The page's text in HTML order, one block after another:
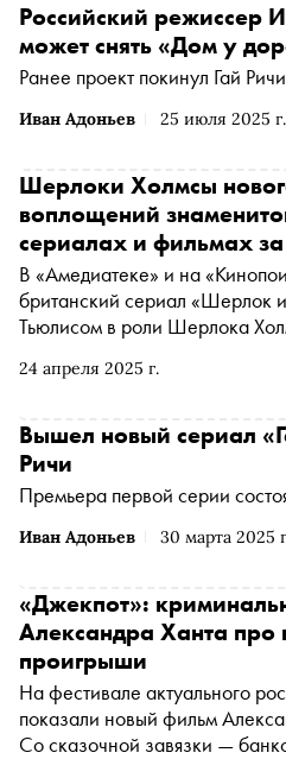
Иван Адоньев 25 июля 2025 г.
Российский режиссер
может снять «Дом у
Ранее проект покинул Гай Ричи
24 апреля 2025 г.
Шерлоки Холмсы
воплощений
сериалах и фильмах
В «Амедиатеке» и на
британский сериал «Шерлок
Тьюлисом в роли Шерлока
недели раньше, чем в США (на
вспомнить все самые
легендарного героя Конан
Иван Адоньев 30 марта 2025
Вышел новый сериал
Ричи
Премьера первой серии
«Джекпот»:
Александра Ханта
проигрыши
На фестивале актуального
показали новый фильм
Со сказочной завязки —